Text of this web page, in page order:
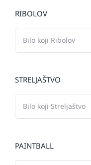
RIBOLOV
STRELJAŠTVO
PAINTBALL